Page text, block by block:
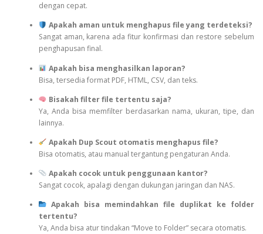
dengan cepat.
Apakah aman untuk menghapus file yang terdeteksi?
Sangat aman, karena ada fitur konfirmasi dan restore sebelum
penghapusan final.
Apakah bisa menghasilkan laporan?
Bisa, tersedia format PDF, HTML, CSV, dan teks.
Bisakah filter file tertentu saja?
Ya, Anda bisa memfilter berdasarkan nama, ukuran, tipe, dan
lainnya.
Apakah Dup Scout otomatis menghapus file?
Bisa otomatis, atau manual tergantung pengaturan Anda.
Apakah cocok untuk penggunaan kantor?
Sangat cocok, apalagi dengan dukungan jaringan dan NAS.
Apakah bisa memindahkan file duplikat ke folder
tertentu?
Ya, Anda bisa atur tindakan “Move to Folder” secara otomatis.